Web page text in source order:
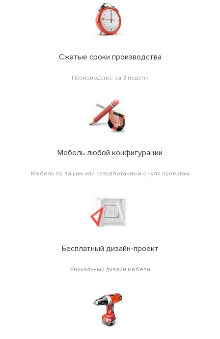
Сжатые сроки производства
Производство за 3 недели
Мебель любой конфигурации
Мебель по вашим или разработанным с нуля проектам
Бесплатный дизайн-проект
Уникальный дизайн мебели